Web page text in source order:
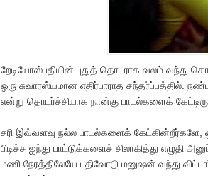
றேடியோஸ்பதியின் புதுத் தொடராக வலம் வந்து
ஒரு சுவாரஸ்யமான எதிர்பாராத சந்தர்ப்பத்தில்.
என்று தொடர்ச்சியாக நான்கு பாடல்களைக்
சரி இவ்வளவு நல்ல பாடல்களைக் கேட்கின்றீர்களே,
பிடிச்ச ஐந்து பாட்டுக்களைச் சிலாகித்து
மணி நேரத்திலேயே பதிவோடு மனுஷன் வந்து